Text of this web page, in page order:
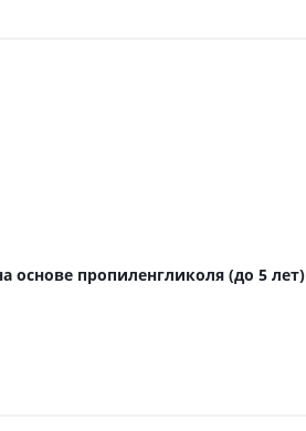
основе пропиленгликоля (до 5 лет)